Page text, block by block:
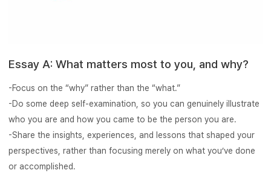
Essay A: What matters most to you, and why?
-Focus on the “why” rather than the “what.”
-Do some deep self-examination, so you can genuinely illustrate
who you are and how you came to be the person you are.
-Share the insights, experiences, and lessons that shaped your
perspectives, rather than focusing merely on what you’ve done
or accomplished.